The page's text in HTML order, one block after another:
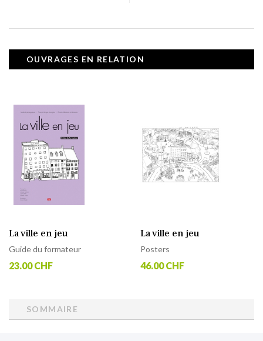
OUVRAGES EN RELATION
La ville en jeu
Guide du formateur
23.00 CHF
La ville en jeu
Posters
46.00 CHF
SOMMAIRE